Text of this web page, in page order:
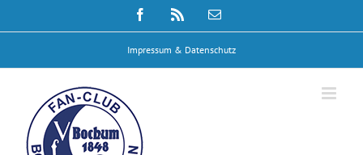
Inhalt
Facebook
E-
Impressum & Datenschutz